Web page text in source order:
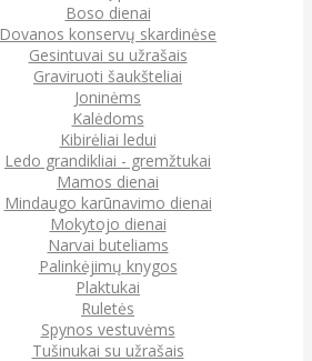
Boso dienai
Dovanos konservų skardinėse
Gesintuvai su užrašais
Graviruoti šaukšteliai
Joninėms
Kalėdoms
Kibirėliai ledui
Ledo grandikliai - gremžtukai
Mamos dienai
Mindaugo karūnavimo dienai
Mokytojo dienai
Narvai buteliams
Palinkėjimų knygos
Plaktukai
Ruletės
Spynos vestuvėms
Tušinukai su užrašais